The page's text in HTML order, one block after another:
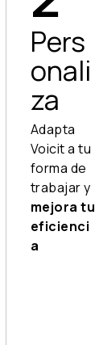
Pers
onali
za
Adapta
Voicit a tu
forma de
trabajar y
mejora tu
eficienci
a